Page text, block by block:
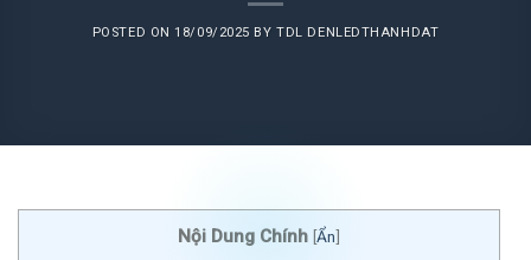
POSTED ON18/09/2025 BYTDL DENLEDTHANHDAT
Nội Dung Chính [Ẩn]